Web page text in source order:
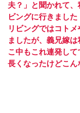
夫？」と聞かれて
ビングに行きました
リビングではコト
ましたが、義兄嫁
こ中もこれ連発し
長くなったけどこん